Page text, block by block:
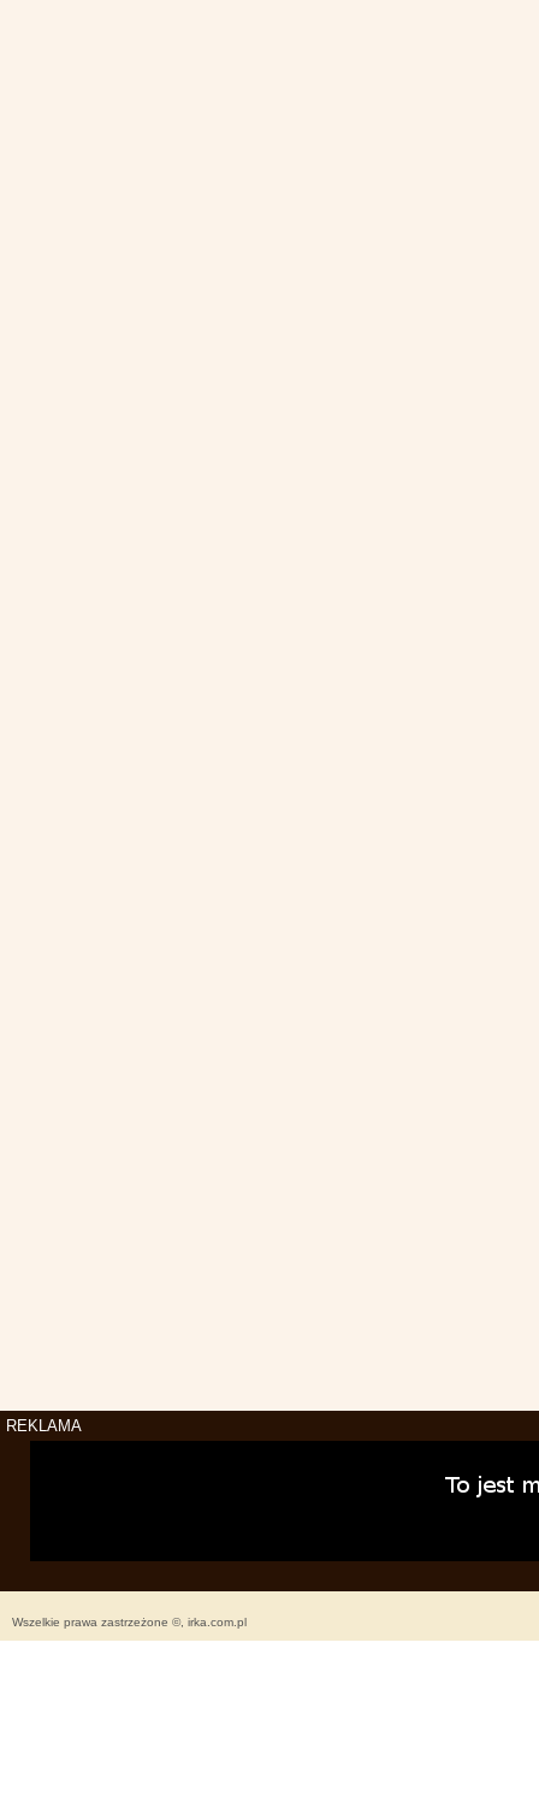
REKLAMA
Wszelkie prawa zastrzeżone ©, irka.com.pl